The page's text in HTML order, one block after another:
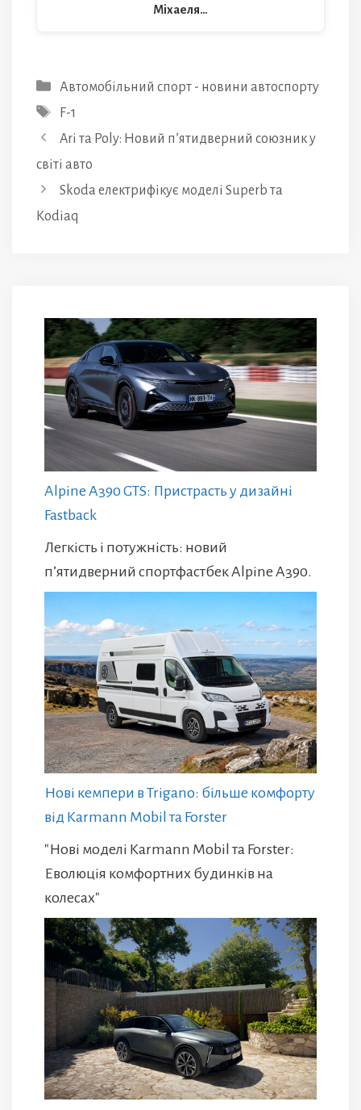
Міхаеля…
Категорії
Автомобільний спорт - новини автоспорту
Позначки
F-1
Ari та Poly: Новий п’ятидверний союзник у
світі авто
Skoda електрифікує моделі Superb та
Kodiaq
Alpine A390 GTS: Пристрасть у дизайні
Fastback
Легкість і потужність: новий
п’ятидверний спортфастбек Alpine A390.
Нові кемпери в Trigano: більше комфорту
від Karmann Mobil та Forster
"Нові моделі Karmann Mobil та Forster:
Еволюція комфортних будинків на
колесах"